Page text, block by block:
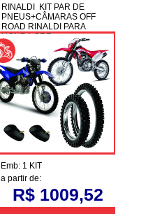
RINALDI KIT PAR DE
PNEUS+CÂMARAS OFF
ROAD RINALDI PARA
HONDA CRF
Emb: 1 KIT
a partir de:
R$ 1009,52